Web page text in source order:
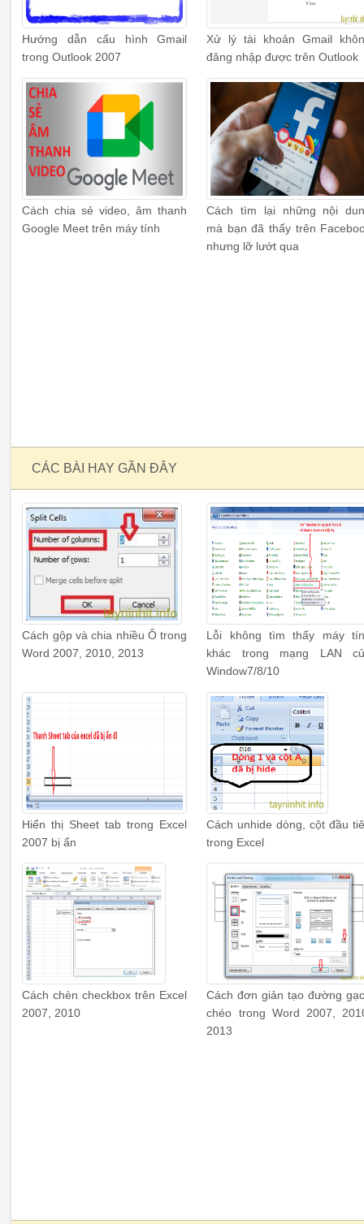
Hướng dẫn cấu hình Gmail
trong Outlook 2007
Xử lý tài khoản Gmail
đăng nhập được trên Outlook
Cách chia sẻ video, âm thanh
Google Meet trên máy tính
Cách tìm lại những nội
mà bạn đã thấy trên
nhưng lỡ lướt qua
CÁC BÀI HAY GẦN ĐÂY
Cách gộp và chia nhiều Ô trong
Word 2007, 2010, 2013
Lỗi không tìm thấy máy
khác trong mạng LAN
Window7/8/10
Hiển thị Sheet tab trong Excel
2007 bị ẩn
Cách unhide dòng, cột đầu
trong Excel
Cách chèn checkbox trên Excel
2007, 2010
Cách đơn giản tạo đường
chéo trong Word 2007,
2013